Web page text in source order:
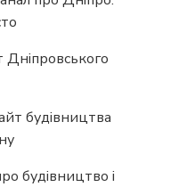
Дніпровського
будівництва
будівництво і